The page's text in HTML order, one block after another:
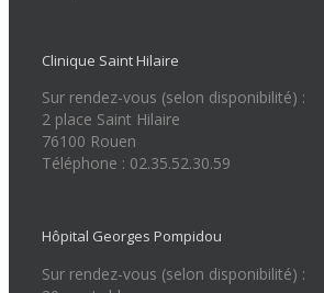
Clinique Saint Hilaire
Sur rendez-vous (selon disponibilité) :
2 place Saint Hilaire
76100 Rouen
Téléphone : 02.35.52.30.59
Hôpital Georges Pompidou
Sur rendez-vous (selon disponibilité) :